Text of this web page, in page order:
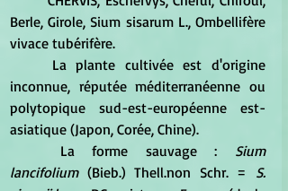
Berle, Girole, Sium sisarum L., Ombellifère
vivace tubérifère.
inconnue, réputée méditerranéenne ou
polytopique sud-est-européenne est-
asiatique (Japon, Corée, Chine).
	La forme sauvage :
Sium
lancifolium (Bieb.) Thell.non Schr. = S.